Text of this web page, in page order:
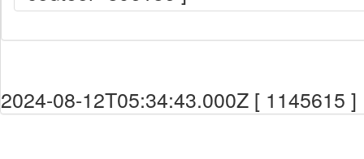
2024-08-12T05:34:43.000Z [ 1145615 ]